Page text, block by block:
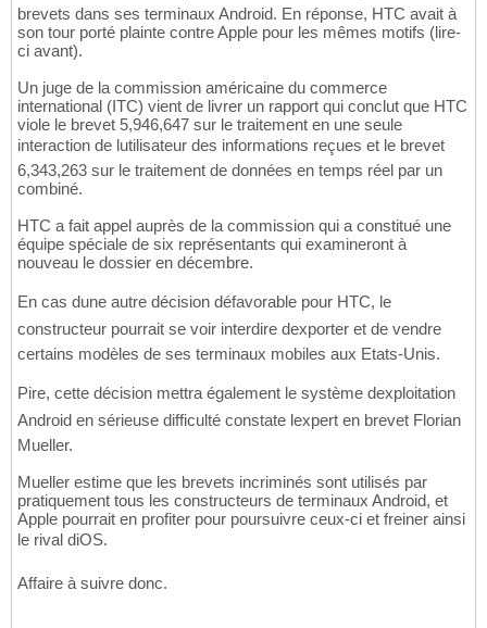
brevets dans ses terminaux Android. En réponse, HTC avait à
son tour porté plainte contre Apple pour les mêmes motifs (lire-
ci avant).
Un juge de la commission américaine du commerce
international (ITC) vient de livrer un rapport qui conclut que HTC
viole le brevet 5,946,647 sur le traitement en une seule
interaction de lutilisateur des informations reçues et le brevet
6,343,263 sur le traitement de données en temps réel par un
combiné.
HTC a fait appel auprès de la commission qui a constitué une
équipe spéciale de six représentants qui examineront à
nouveau le dossier en décembre.
En cas dune autre décision défavorable pour HTC, le
constructeur pourrait se voir interdire dexporter et de vendre
certains modèles de ses terminaux mobiles aux Etats-Unis.
Pire, cette décision mettra également le système dexploitation
Android en sérieuse difficulté constate lexpert en brevet Florian
Mueller.
Mueller estime que les brevets incriminés sont utilisés par
pratiquement tous les constructeurs de terminaux Android, et
Apple pourrait en profiter pour poursuivre ceux-ci et freiner ainsi
le rival diOS.
Affaire à suivre donc.